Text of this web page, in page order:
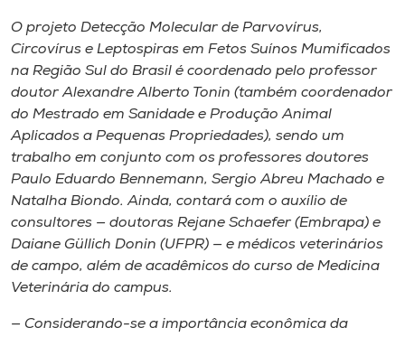
O projeto Detecção Molecular de Parvovírus,
Circovírus e Leptospiras em Fetos Suínos Mumificados
na Região Sul do Brasil é coordenado pelo professor
doutor Alexandre Alberto Tonin (também coordenador
do Mestrado em Sanidade e Produção Animal
Aplicados a Pequenas Propriedades), sendo um
trabalho em conjunto com os professores doutores
Paulo Eduardo Bennemann, Sergio Abreu Machado e
Natalha Biondo. Ainda, contará com o auxílio de
consultores — doutoras Rejane Schaefer (Embrapa) e
Daiane Güllich Donin (UFPR) — e médicos veterinários
de campo, além de acadêmicos do curso de Medicina
Veterinária do campus.
— Considerando-se a importância econômica da